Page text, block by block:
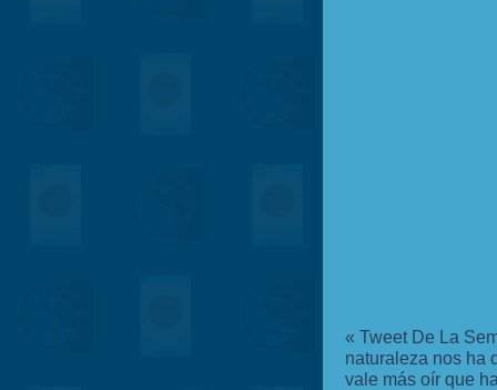
« Tweet De La
naturaleza nos ha
vale más oír que